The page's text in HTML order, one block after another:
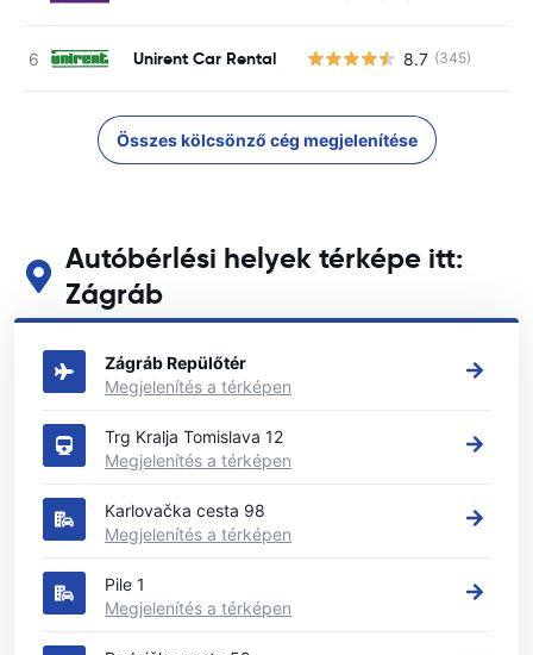
Unirent Car Rental 8.7 (345)
Összes kölcsönző cég megjelenítése
Autóbérlési helyek térképe itt:
Zágráb
Tekintse meg fő autóbérlési helyeinket itt: Zágráb
Zágráb Repülőtér
Megjelenítés a térképen
Trg Kralja Tomislava 12
Megjelenítés a térképen
Karlovačka cesta 98
Megjelenítés a térképen
Pile 1
Megjelenítés a térképen